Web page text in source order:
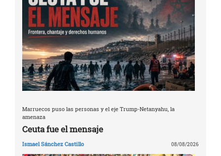
Marruecos puso las personas y el eje Trump-Netanyahu, la
amenaza
Ceuta fue el mensaje
Ismael Sánchez Castillo 08/08/2026